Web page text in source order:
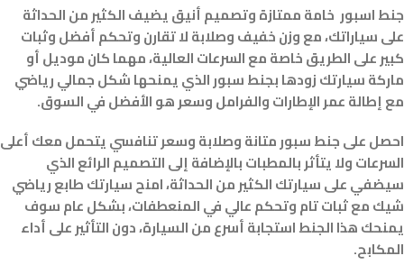
جنط اسبور خامة ممتازة وتصميم أنيق يضيف الكثير من الحداثة
على سياراتك، مع وزن خفيف وصلابة لا تقارن وتحكم أفضل وثبات
كبير على الطريق خاصة مع السرعات العالية، مهما كان موديل أو
ماركة سيارتك زودها بجنط سبور الذي يمنحها شكل جمالي رياضي
مع إطالة عمر الإطارات والفرامل وسعر هو الأفضل في السوق.
احصل على جنط سبور متانة وصلابة وسعر تنافسي يتحمل معك أعلى
السرعات ولا يتأثر بالمطبات بالإضافة إلى التصميم الرائع الذي
سيضفي على سيارتك الكثير من الحداثة، امنح سيارتك طابع رياضي
شيك مع ثبات تام وتحكم عالي في المنعطفات، بشكل عام سوف
يمنحك هذا الجنط استجابة أسرع من السيارة، دون التأثير على أداء
المكابح.